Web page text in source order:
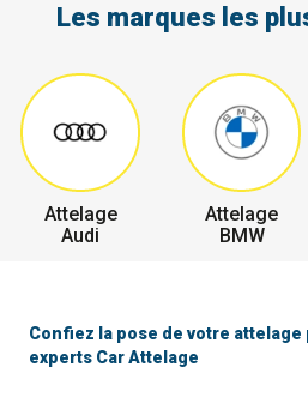
Les marques les
Attelage
Audi
Attelage
BMW
Confiez la pose de votre attelage
experts Car Attelage